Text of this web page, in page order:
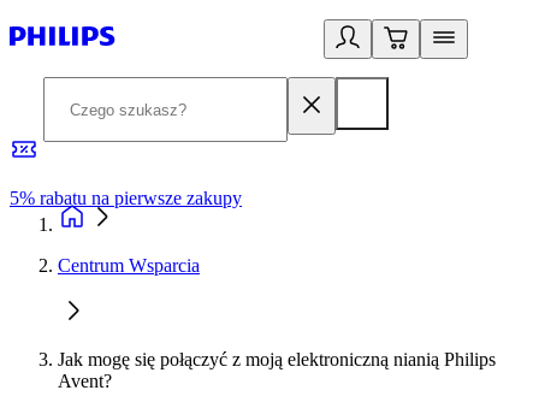
5% rabatu na pierwsze zakupy
Centrum Wsparcia
Jak mogę się połączyć z moją elektroniczną nianią Philips
Avent?